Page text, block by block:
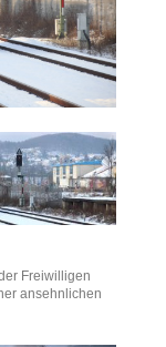
Freiwilligen
ansehnlichen